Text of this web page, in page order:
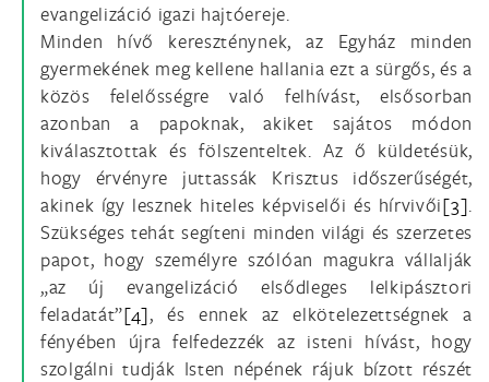
evangelizáció igazi hajtóereje.
Minden hívő kereszténynek, az Egyház minden
gyermekének meg kellene hallania ezt a sürgős, és a
közös felelősségre való felhívást, elsősorban
azonban a papoknak, akiket sajátos módon
kiválasztottak és fölszenteltek. Az ő küldetésük,
hogy érvényre juttassák Krisztus időszerűségét,
akinek így lesznek hiteles képviselői és hírvivői[3].
Szükséges tehát segíteni minden világi és szerzetes
papot, hogy személyre szólóan magukra vállalják
„az új evangelizáció elsődleges lelkipásztori
feladatát”[4], és ennek az elkötelezettségnek a
fényében újra felfedezzék az isteni hívást, hogy
szolgálni tudják Isten népének rájuk bízott részét